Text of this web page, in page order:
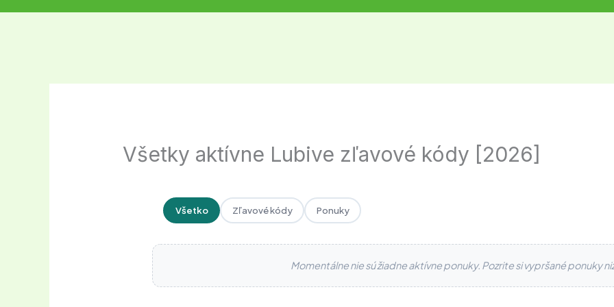
Všetky aktívne Lubive zľavové kódy [2026]
Všetko Zľavové kódy Ponuky
Momentálne nie sú žiadne aktívne ponuky. Pozrite si vypršané ponuky